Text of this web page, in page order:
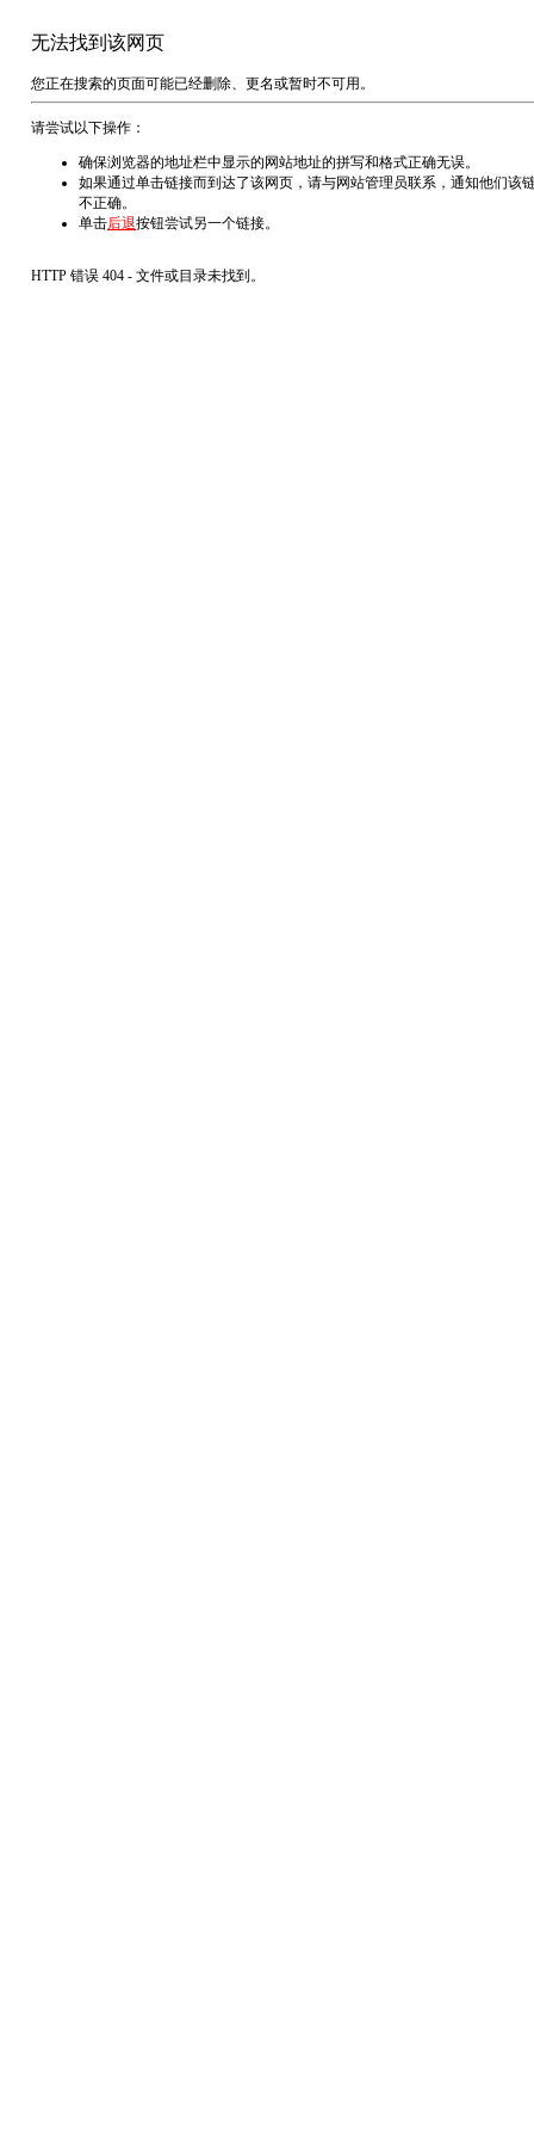
无法找到该网页
您正在搜索的页面可能已经删除、更名或暂时不可用。
请尝试以下操作：
确保浏览器的地址栏中显示的网站地址的拼写和格式正确无误。
如果通过单击链接而到达了该网页，请与网站管理员联系，通知他们该
不正确。
单击后退按钮尝试另一个链接。
HTTP 错误 404 - 文件或目录未找到。